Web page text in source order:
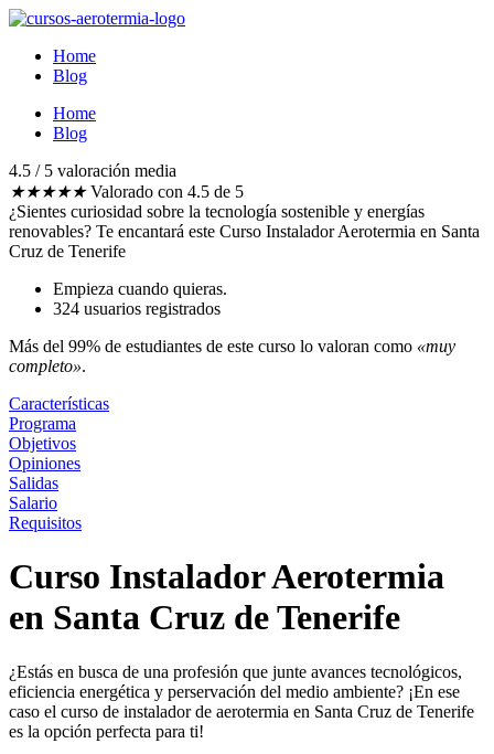
Ir
contenidoHome
Blog
Home
Blog
4.5 / 5 valoración media​
★★★★★ Valorado con 4.5 de 5
¿Sientes curiosidad sobre la tecnología sostenible y energías
renovables? Te encantará este Curso Instalador Aerotermia en Santa
Cruz de Tenerife
Empieza cuando quieras.
324 usuarios registrados
Más del 99% de estudiantes de este curso lo valoran como «muy
completo».
Características
Programa
Objetivos
Opiniones
Salidas
Salario
Requisitos
Curso Instalador Aerotermia
en Santa Cruz de Tenerife
¿Estás en busca de una profesión que junte avances tecnológicos,
eficiencia energética y perservación del medio ambiente? ¡En ese
caso el curso de instalador de aerotermia en Santa Cruz de Tenerife
es la opción perfecta para ti!